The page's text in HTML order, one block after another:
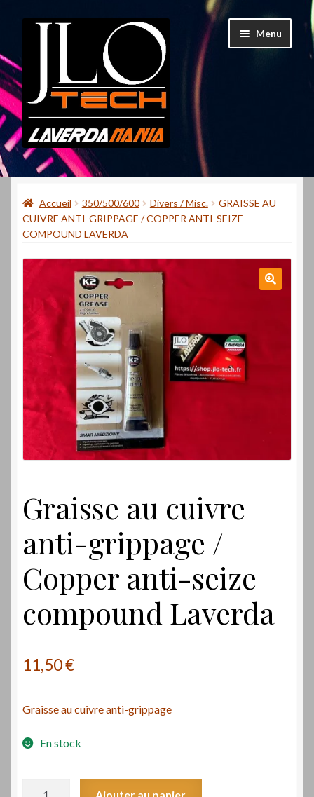
Aller
navigation
Aller
Menu
Accueil
Mon compte
Contact
Qui suis-je ?
Laverdamania
Accueil 350/500/600 Divers / Misc.
GRAISSE AU
CUIVRE ANTI-GRIPPAGE / COPPER ANTI-SEIZE
COMPOUND LAVERDA
Graisse au cuivre
anti-grippage /
Copper anti-seize
compound Laverda
11,50€
Graisse au cuivre anti-grippage
En stock